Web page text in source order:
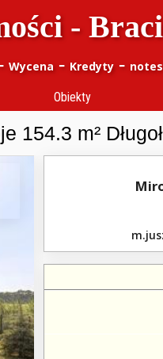
-
Wycena- Kredyty -
Obiekty
154.3 m²